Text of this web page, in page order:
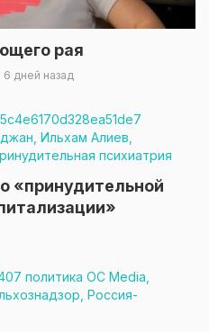
рая
6 дней назад
«принудительной